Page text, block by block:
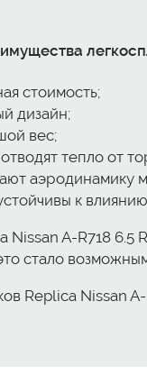
стоимость;
дизайн;
вес;
тепло от
аэродинамику
к
Nissan A-R718 6.5
стало
Replica Nissan